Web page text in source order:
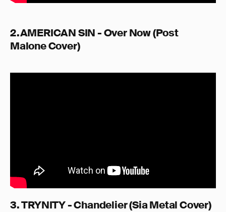
2.AMERICAN SIN - Over Now (Post
Malone Cover)
3. TRYNITY - Chandelier (Sia Metal Cover)